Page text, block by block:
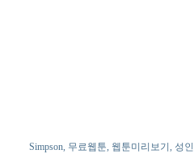
Simpson, 무료웹툰, 웹툰미리보기, 성